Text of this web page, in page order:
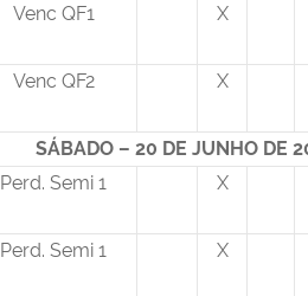
Venc QF1 X
Venc QF2 X
SÁBADO – 20 DE JUNHO DE
Perd. Semi 1 X
Perd. Semi 1 X